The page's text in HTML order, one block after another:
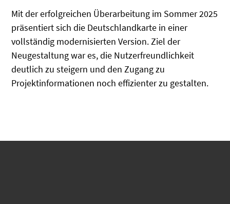
Mit der erfolgreichen Überarbeitung im Sommer 2025
präsentiert sich die Deutschlandkarte in einer
vollständig modernisierten Version. Ziel der
Neugestaltung war es, die Nutzerfreundlichkeit
deutlich zu steigern und den Zugang zu
Projektinformationen noch effizienter zu gestalten.